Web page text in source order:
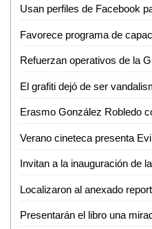
Usan perfiles de Facebook
Favorece programa de
Localizaron al anexado